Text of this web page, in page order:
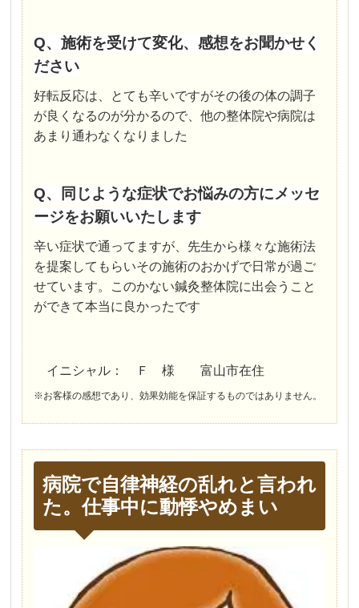
Q、施術を受けて変化、感想をお聞かせく
ださい
好転反応は、とても辛いですがその後の体の調子
が良くなるのが分かるので、他の整体院や病院は
あまり通わなくなりました
Q、同じような症状でお悩みの方にメッセ
ージをお願いいたします
辛い症状で通ってますが、先生から様々な施術法
を提案してもらいその施術のおかげで日常が過ご
せています。このかない鍼灸整体院に出会うこと
ができて本当に良かったです
イニシャル： Ｆ 様 富山市在住
※お客様の感想であり、効果効能を保証するものではありません。
病院で自律神経の乱れと言われ
た。仕事中に動悸やめまい